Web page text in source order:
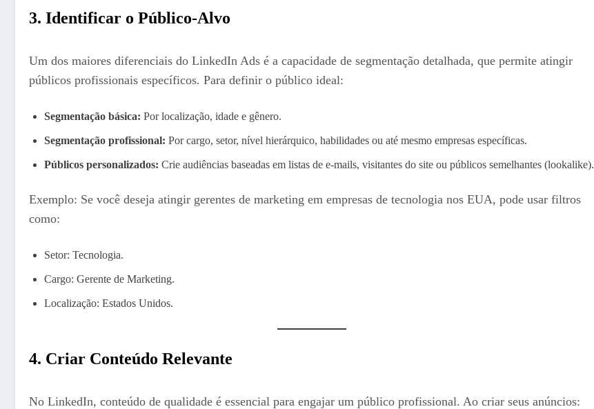
3. Identificar o Público-Alvo
Um dos maiores diferenciais do LinkedIn Ads é a capacidade de segmentação detalhada, que permite atingir
públicos profissionais específicos. Para definir o público ideal:
Segmentação básica: Por localização, idade e gênero.
Segmentação profissional: Por cargo, setor, nível hierárquico, habilidades ou até mesmo empresas específicas.
Públicos personalizados: Crie audiências baseadas em listas de e-mails, visitantes do site ou públicos semelhantes (lookalike).
Exemplo: Se você deseja atingir gerentes de marketing em empresas de tecnologia nos EUA, pode usar filtros
como:
Setor: Tecnologia.
Cargo: Gerente de Marketing.
Localização: Estados Unidos.
4. Criar Conteúdo Relevante
No LinkedIn, conteúdo de qualidade é essencial para engajar um público profissional. Ao criar seus anúncios: